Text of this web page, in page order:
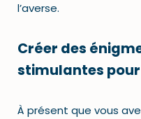
l’averse.
Créer des
stimulantes
À présent que vous